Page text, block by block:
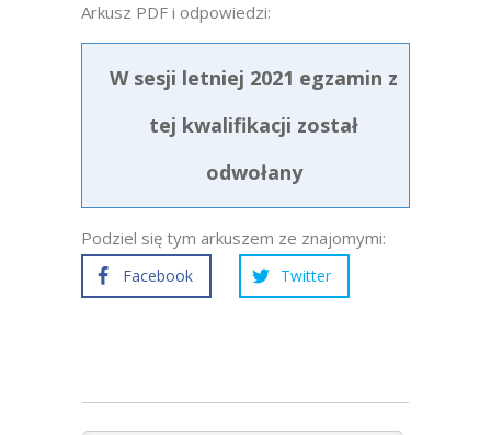
Arkusz PDF i odpowiedzi:
W sesji letniej 2021 egzamin z
tej kwalifikacji został
odwołany
Podziel się tym arkuszem ze znajomymi:
Facebook Twitter